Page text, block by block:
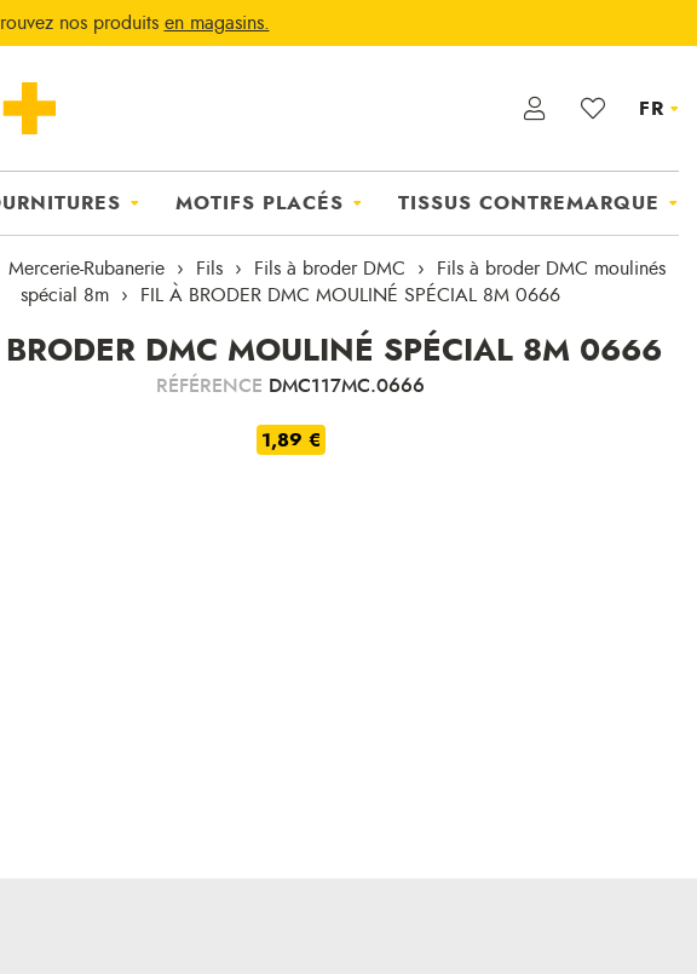
nos produits en magasins.
FR
MOTIFS PLACÉS TISSUS CONTREMARQUE
Mercerie-Rubanerie Fils Fils à broder DMC
Fils à broder DMC moulinés
spécial 8m
FIL À BRODER DMC MOULINÉ SPÉCIAL 8M 0666
DMC MOULINÉ SPÉCIAL 8M 0666
RÉFÉRENCE DMC117MC.0666
1,89 €